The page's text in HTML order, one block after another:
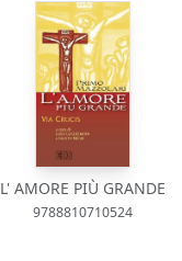
L' AMORE PIÙ GRANDE
9788810710524